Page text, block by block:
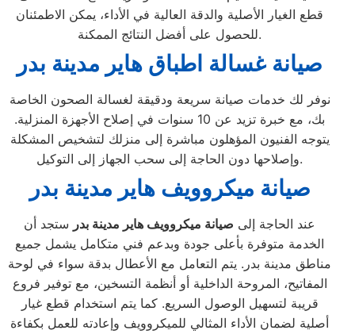
قطع الغيار الأصلية والدقة العالية في الأداء، يمكن الاطمئنان
للحصول على أفضل النتائج الممكنة.
صيانة غسالة اطباق هاير مدينة بدر
نوفر لك خدمات صيانة سريعة ودقيقة لغسالة الصحون الخاصة
بك، مع خبرة تزيد عن 10 سنوات في إصلاح الأجهزة المنزلية.
يتوجه الفنيون المؤهلون مباشرة إلى منزلك لتشخيص المشكلة
وإصلاحها دون الحاجة إلى سحب الجهاز إلى التوكيل.
صيانة ميكروويف هاير مدينة بدر
عند الحاجة إلى صيانة ميكروويف هاير مدينة بدر ستجد أن
الخدمة متوفرة بأعلى جودة وبدعم فني متكامل يشمل جميع
مناطق مدينة بدر. يتم التعامل مع الأعطال بدقة سواء في لوحة
المفاتيح، المروحة الداخلية أو أنظمة التسخين، مع توفير فروع
قريبة لتسهيل الوصول السريع. كما يتم استخدام قطع غيار
أصلية لضمان الأداء المثالي للميكروويف وإعادته للعمل بكفاءة